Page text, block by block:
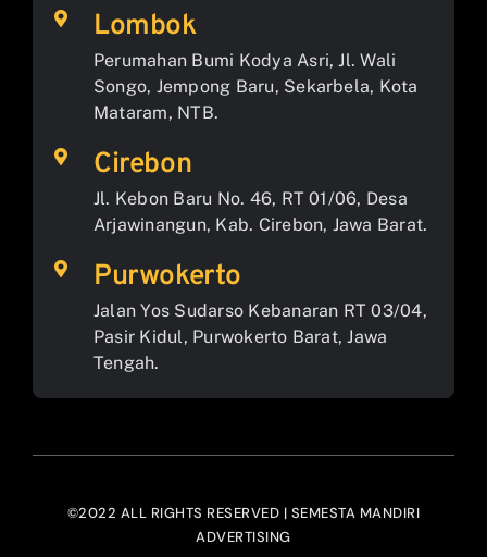
Lombok
Perumahan Bumi Kodya Asri, Jl. Wali
Songo, Jempong Baru, Sekarbela, Kota
Mataram, NTB.
Cirebon
Jl. Kebon Baru No. 46, RT 01/06, Desa
Arjawinangun, Kab. Cirebon, Jawa Barat.
Purwokerto
Jalan Yos Sudarso Kebanaran RT 03/04,
Pasir Kidul, Purwokerto Barat, Jawa
Tengah.
©2022 ALL RIGHTS RESERVED | SEMESTA MANDIRI
ADVERTISING